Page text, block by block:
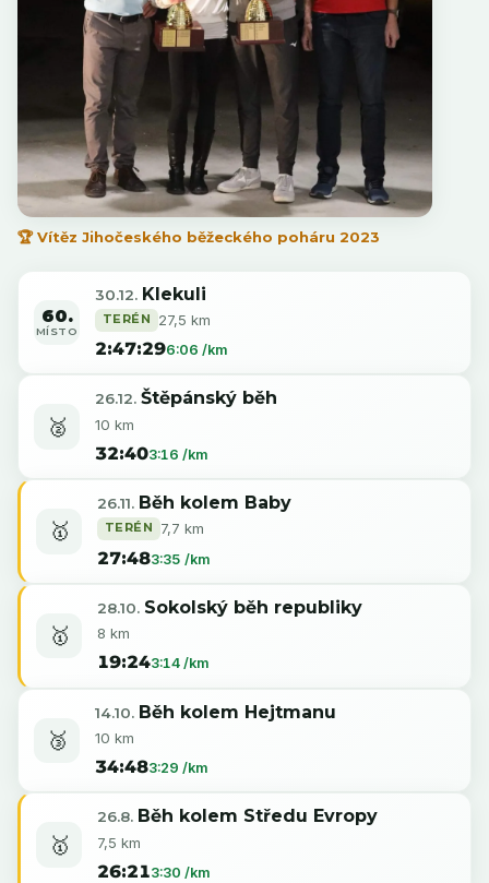
🏆 Vítěz Jihočeského běžeckého poháru 2023
60.
MÍSTO
30.12. Klekuli
TERÉN 27,5 km
2:47:296:06 /km
🥈
26.12. Štěpánský běh
10 km
32:403:16 /km
🥇
26.11. Běh kolem Baby
TERÉN 7,7 km
27:483:35 /km
🥇
28.10. Sokolský běh republiky
8 km
19:243:14 /km
🥉
14.10. Běh kolem Hejtmanu
10 km
34:483:29 /km
🥇
26.8. Běh kolem Středu Evropy
7,5 km
26:213:30 /km